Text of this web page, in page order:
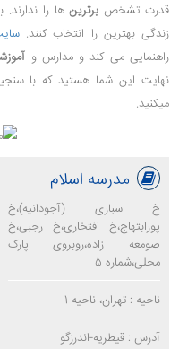
قدرت تشخص برترینها را ندارند.
زندگی بهترین را انتخاب کنند.
راهنمایی می کند و مدارس و
نهایت این شما هستید که با
میکنید.
مدرسه اسلام
خ سباری (آجودانیه)،خ
پورابتهاج،خ افتخاری،خ رجبی،خ
صومعه زاده،روبروی پارک
محلی،شماره ۵
ناحیه : تهران، ناحیه 1
آدرس : قیطریه-اندرزگو